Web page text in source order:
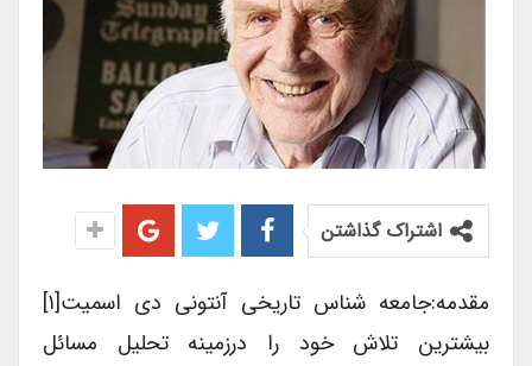
اشتراک گذاشتن
مقدمه:جامعه شناس تاریخی آنتونی دی اسمیت[۱]
بیشترین تلاش خود را درزمینه تحلیل مسائل